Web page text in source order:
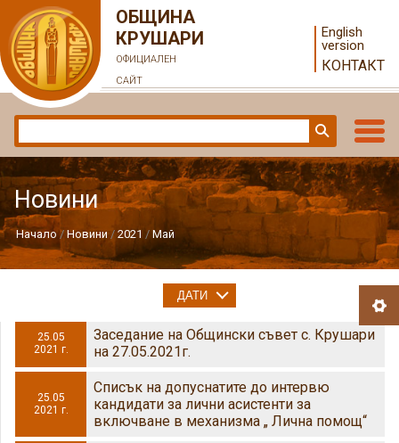
ОБЩИНА
КРУШАРИ
ОФИЦИАЛЕН
САЙТ
English
version
КОНТАКТ
Новини
Начало Новини 2021 Май
25.05
2021 г.
Заседание на Общински съвет с. Крушари
на 27.05.2021г.
25.05
2021 г.
Списък на допуснатите до интервю
кандидати за лични асистенти за
включване в механизма „ Лична помощ“
ДАТИ